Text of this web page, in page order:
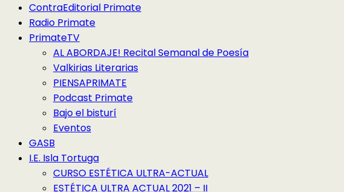
ContraEditorial Primate
Radio Primate
PrimateTV
AL ABORDAJE! Recital Semanal de Poesía
Valkirias Literarias
PIENSAPRIMATE
Podcast Primate
Bajo el bisturí
Eventos
GASB
I.E. Isla Tortuga
CURSO ESTÉTICA ULTRA-ACTUAL
ESTÉTICA ULTRA ACTUAL 2021 – II